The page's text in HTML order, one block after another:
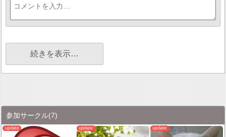
続きを表示…
参加サークル(7)